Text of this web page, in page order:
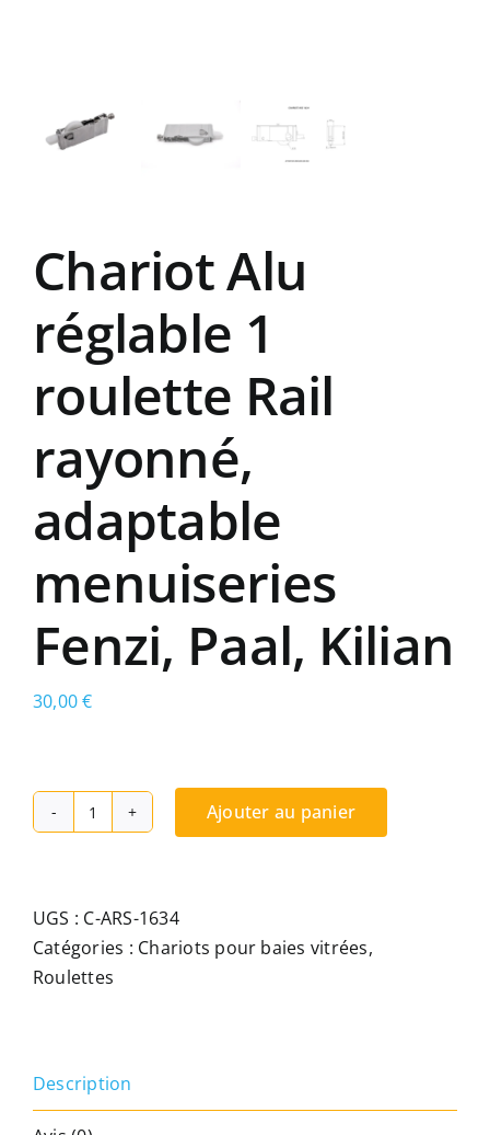
Chariot Alu
réglable 1
roulette Rail
rayonné,
adaptable
menuiseries
Fenzi, Paal, Kilian
30,00€
quantité
Alu
réglable
1
adaptable
Ajouter au panier
UGS : C-ARS-1634
Catégories : Chariots pour baies vitrées,
Roulettes
Description